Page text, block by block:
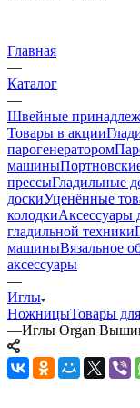
Главная
—
Каталог
—
Швейные
Товары в акции
парогенератором
машины
прессыГладильные
доскиУценённые
колодкиАксессуары
гладильной техники
машиныВязальное
аксессуары
—
Иглы
НожницыТовары
—Иглы Organ